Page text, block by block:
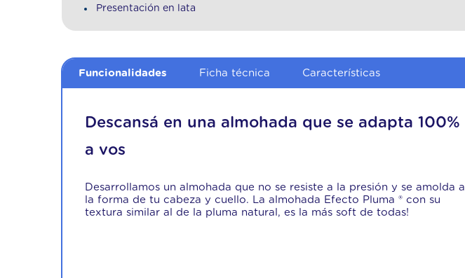
Presentación en lata
Funcionalidades Ficha técnica Características
Descansá en una almohada que se adapta 100%
a vos
Desarrollamos un almohada que no se resiste a la presión y se amolda a
la forma de tu cabeza y cuello. La almohada Efecto Pluma ® con su
textura similar al de la pluma natural, es la más soft de todas!